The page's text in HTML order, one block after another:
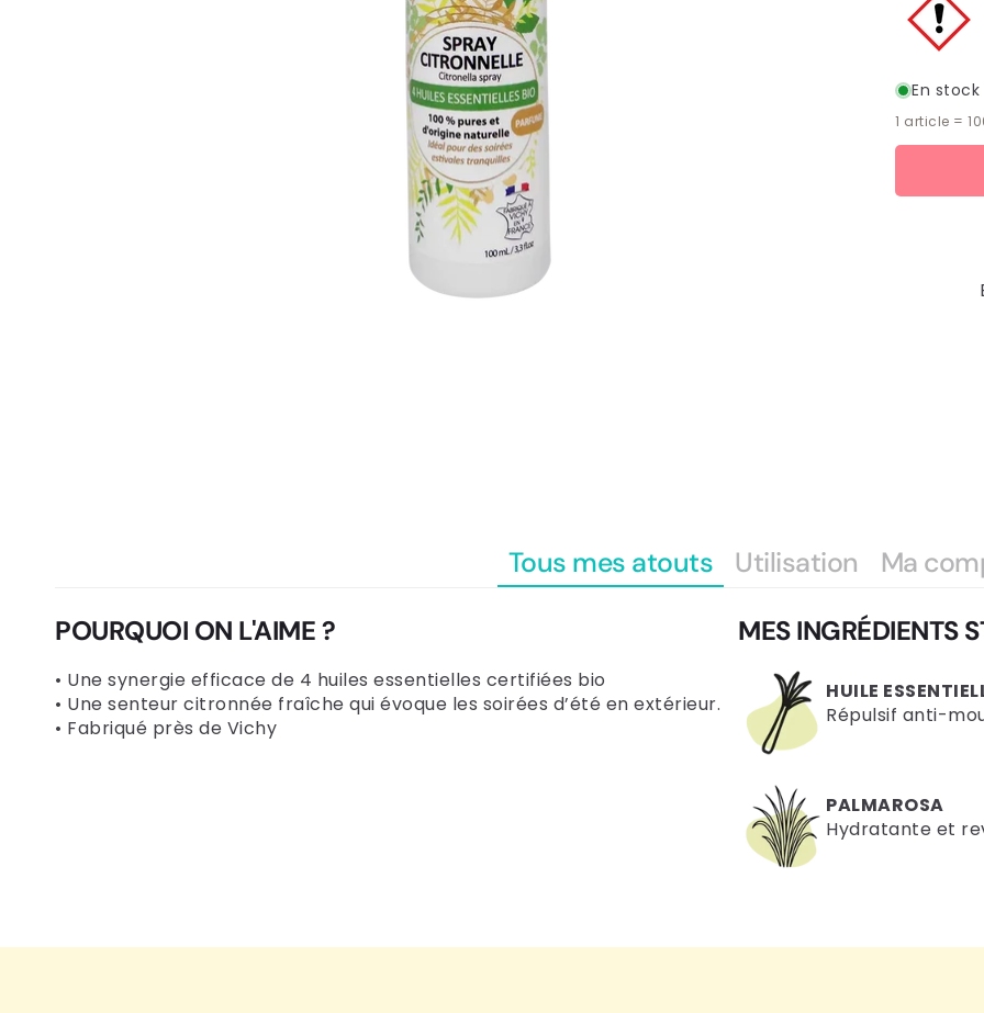
En stock
1 article =
paiement
Tous mes atouts Utilisation Ma
POURQUOI ON L'AIME ?
• Une synergie efficace de 4 huiles essentielles certifiées bio
• Une senteur citronnée fraîche qui évoque les soirées d’été en extérieur.
• Fabriqué près de Vichy
MES INGRÉDIENTS
HUILE
Répulsif anti-
PALMAROSA
Hydratante et